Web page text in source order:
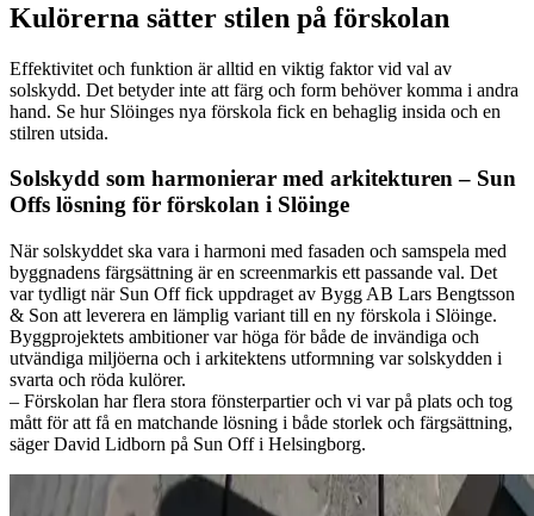
Kulörerna sätter stilen på förskolan
Effektivitet och funktion är alltid en viktig faktor vid val av
solskydd. Det betyder inte att färg och form behöver komma i andra
hand. Se hur Slöinges nya förskola fick en behaglig insida och en
stilren utsida.
Solskydd som harmonierar med arkitekturen – Sun
Offs lösning för förskolan i Slöinge
När solskyddet ska vara i harmoni med fasaden och samspela med
byggnadens färgsättning är en screenmarkis ett passande val. Det
var tydligt när Sun Off fick uppdraget av Bygg AB Lars Bengtsson
& Son att leverera en lämplig variant till en ny förskola i Slöinge.
Byggprojektets ambitioner var höga för både de invändiga och
utvändiga miljöerna och i arkitektens utformning var solskydden i
svarta och röda kulörer.
– Förskolan har flera stora fönsterpartier och vi var på plats och tog
mått för att få en matchande lösning i både storlek och färgsättning,
säger David Lidborn på Sun Off i Helsingborg.